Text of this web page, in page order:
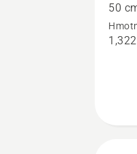
sekera
50